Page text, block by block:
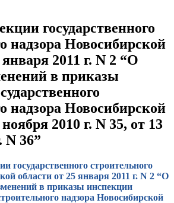
государственного
надзора Новосибирской
2011 г. N 2 “О
в приказы
надзора Новосибирской
2010 г. N 35, от 13
N 36”
государственного строительного
области от 25 января 2011 г. N 2 “О
в приказы инспекции
надзора Новосибирской